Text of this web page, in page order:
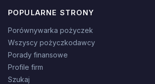
POPULARNE STRONY
Porównywarka pożyczek
Wszyscy pożyczkodawcy
Porady finansowe
Profile firm
Szukaj